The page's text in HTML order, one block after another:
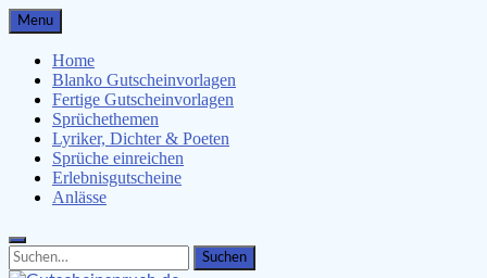
Skip
to
content
Menu
Home
Blanko Gutscheinvorlagen
Fertige Gutscheinvorlagen
Sprüchethemen
Lyriker, Dichter & Poeten
Sprüche einreichen
Erlebnisgutscheine
Anlässe
Search
for:
Search